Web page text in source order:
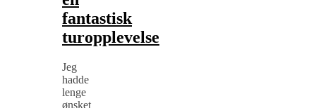
fantastisk
turopplevelse
Jeg
hadde
lenge
ønsket